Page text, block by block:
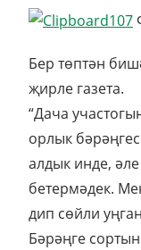
Бер төптән
җирле газета.
“Дача
орлык
алдык инде,
бетермәдек.
дип сөйли
Бәрәңге